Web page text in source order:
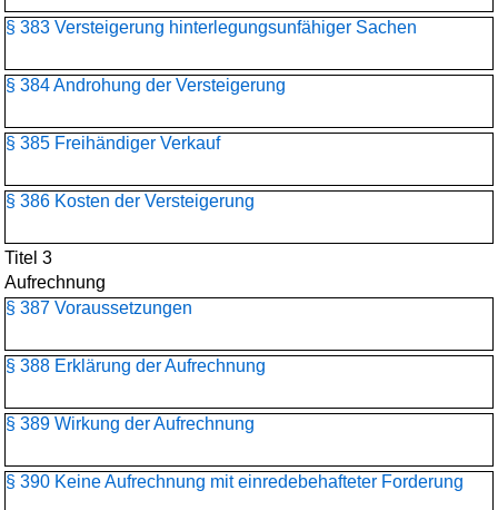
§ 383 Versteigerung hinterlegungsunfähiger Sachen
§ 384 Androhung der Versteigerung
§ 385 Freihändiger Verkauf
§ 386 Kosten der Versteigerung
Titel 3
Aufrechnung
§ 387 Voraussetzungen
§ 388 Erklärung der Aufrechnung
§ 389 Wirkung der Aufrechnung
§ 390 Keine Aufrechnung mit einredebehafteter Forderung